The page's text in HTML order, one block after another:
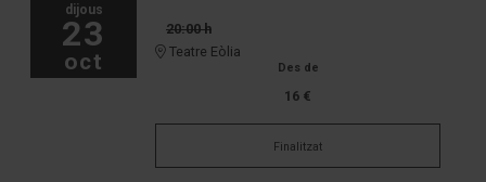
dijous
23
oct
20:00 h
Teatre Eòlia
Des de
16 €
Finalitzat